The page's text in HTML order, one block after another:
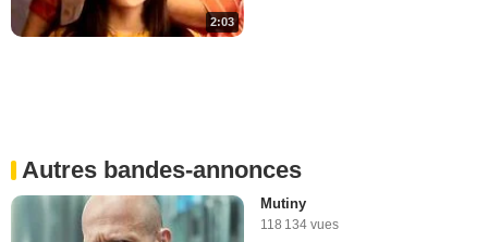
2:03
Autres bandes-annonces
Mutiny
118 134 vues